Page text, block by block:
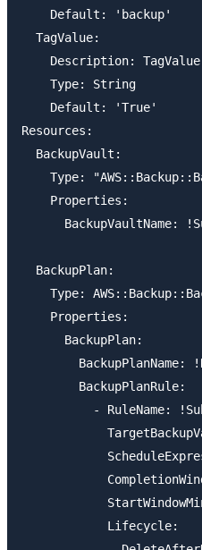
    Default: 'backup'
  TagValue:
Description:
    Type: String
    Default: 'True'
Resources:
  BackupVault:
Type:
    Properties:
BackupVaultName:
  BackupPlan:
Type:
    Properties:
      BackupPlan:
BackupPlanName:
        BackupPlanRule:
- RuleName:
            Lifecycle: